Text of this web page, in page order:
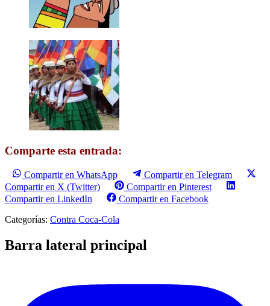
Comparte esta entrada:
Compartir en WhatsApp
Compartir en Telegram
Compartir en X (Twitter)
Compartir en Pinterest
Compartir en LinkedIn
Compartir en Facebook
Categorías: Contra Coca-Cola
Barra lateral principal